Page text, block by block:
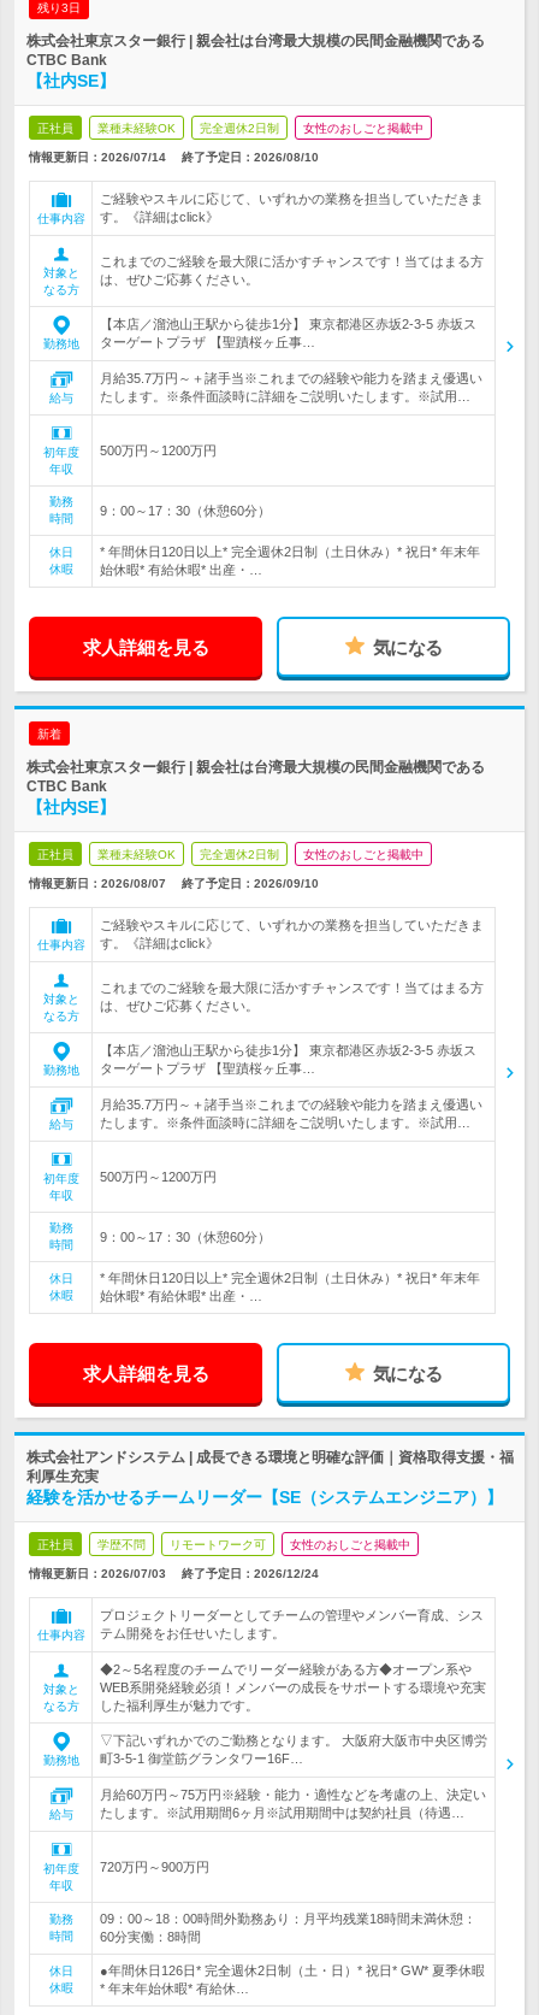
残り3日
株式会社東京スター銀行 | 親会社は台湾最大規模の民間金融機関である
CTBC Bank
【社内SE】
正社員 業種未経験OK 完全週休2日制 女性のおしごと掲載中
情報更新日：2026/07/14 終了予定日： 2026/08/10
仕事内容
ご経験やスキルに応じて、いずれかの業務を担当していただきま
す。《詳細はclick》
対象と
なる方
これまでのご経験を最大限に活かすチャンスです！当てはまる方
は、ぜひご応募ください。
勤務地
【本店／溜池山王駅から徒歩1分】 東京都港区赤坂2-3-5 赤坂ス
ターゲートプラザ 【聖蹟桜ヶ丘事…
給与
月給35.7万円～＋諸手当※これまでの経験や能力を踏まえ優遇い
たします。※条件面談時に詳細をご説明いたします。※試用…
初年度
年収
500万円～1200万円
勤務
時間
9：00～17：30（休憩60分）
休日
休暇
* 年間休日120日以上* 完全週休2日制（土日休み）* 祝日* 年末年
始休暇* 有給休暇* 出産・…
求人詳細を見る 気になる
新着
株式会社東京スター銀行 | 親会社は台湾最大規模の民間金融機関である
CTBC Bank
【社内SE】
正社員 業種未経験OK 完全週休2日制 女性のおしごと掲載中
情報更新日：2026/08/07 終了予定日： 2026/09/10
仕事内容
ご経験やスキルに応じて、いずれかの業務を担当していただきま
す。《詳細はclick》
対象と
なる方
これまでのご経験を最大限に活かすチャンスです！当てはまる方
は、ぜひご応募ください。
勤務地
【本店／溜池山王駅から徒歩1分】 東京都港区赤坂2-3-5 赤坂ス
ターゲートプラザ 【聖蹟桜ヶ丘事…
給与
月給35.7万円～＋諸手当※これまでの経験や能力を踏まえ優遇い
たします。※条件面談時に詳細をご説明いたします。※試用…
初年度
年収
500万円～1200万円
勤務
時間
9：00～17：30（休憩60分）
休日
休暇
* 年間休日120日以上* 完全週休2日制（土日休み）* 祝日* 年末年
始休暇* 有給休暇* 出産・…
求人詳細を見る 気になる
株式会社アンドシステム | 成長できる環境と明確な評価｜資格取得支援・福
利厚生充実
経験を活かせるチームリーダー【SE（システムエンジニア）】
正社員 学歴不問 リモートワーク可 女性のおしごと掲載中
情報更新日：2026/07/03 終了予定日： 2026/12/24
仕事内容
プロジェクトリーダーとしてチームの管理やメンバー育成、シス
テム開発をお任せいたします。
対象と
なる方
◆2～5名程度のチームでリーダー経験がある方◆オープン系や
WEB系開発経験必須！メンバーの成長をサポートする環境や充実
した福利厚生が魅力です。
勤務地
▽下記いずれかでのご勤務となります。 大阪府大阪市中央区博労
町3-5-1 御堂筋グランタワー16F…
給与
月給60万円～75万円※経験・能力・適性などを考慮の上、決定い
たします。※試用期間6ヶ月※試用期間中は契約社員（待遇…
初年度
年収
720万円～900万円
勤務
時間
09：00～18：00時間外勤務あり：月平均残業18時間未満休憩：
60分実働：8時間
休日
休暇
●年間休日126日* 完全週休2日制（土・日）* 祝日* GW* 夏季休暇
* 年末年始休暇* 有給休…